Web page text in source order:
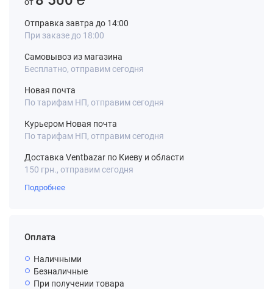
Отправка завтра до 14:00
При заказе до 18:00
Самовывоз из магазина
Бесплатно, отправим сегодня
Новая почта
По тарифам НП, отправим сегодня
Курьером Новая почта
По тарифам НП, отправим сегодня
Доставка Ventbazar по Киеву и области
150 грн., отправим сегодня
Подробнее
Оплата
Наличными
Безналичные
При получении товара